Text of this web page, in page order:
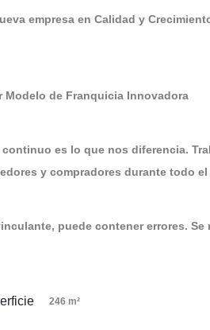
empresa en Calidad y
Modelo de Franquicia Innovadora
es lo que nos diferencia.
y compradores durante todo
puede contener errores.
246 m²